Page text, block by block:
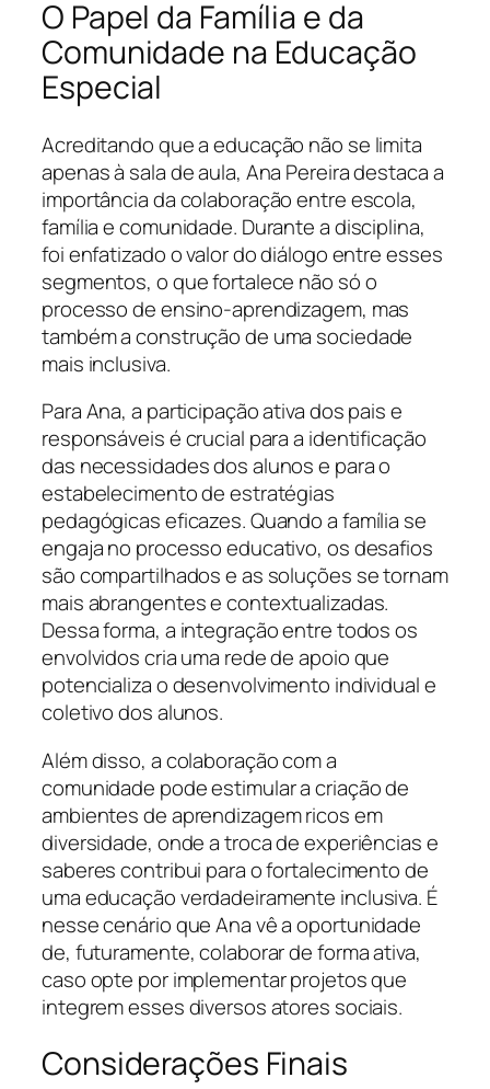
O Papel da Família e da
Comunidade na Educação
Especial
Acreditando que a educação não se limita
apenas à sala de aula, Ana Pereira destaca a
importância da colaboração entre escola,
família e comunidade. Durante a disciplina,
foi enfatizado o valor do diálogo entre esses
segmentos, o que fortalece não só o
processo de ensino-aprendizagem, mas
também a construção de uma sociedade
mais inclusiva.
Para Ana, a participação ativa dos pais e
responsáveis é crucial para a identificação
das necessidades dos alunos e para o
estabelecimento de estratégias
pedagógicas eficazes. Quando a família se
engaja no processo educativo, os desafios
são compartilhados e as soluções se tornam
mais abrangentes e contextualizadas.
Dessa forma, a integração entre todos os
envolvidos cria uma rede de apoio que
potencializa o desenvolvimento individual e
coletivo dos alunos.
Além disso, a colaboração com a
comunidade pode estimular a criação de
ambientes de aprendizagem ricos em
diversidade, onde a troca de experiências e
saberes contribui para o fortalecimento de
uma educação verdadeiramente inclusiva. É
nesse cenário que Ana vê a oportunidade
de, futuramente, colaborar de forma ativa,
caso opte por implementar projetos que
integrem esses diversos atores sociais.
Considerações Finais